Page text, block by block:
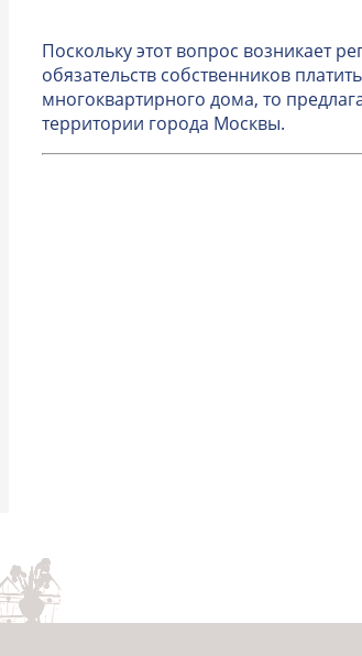
Поскольку этот вопрос возникает
обязательств собственников
многоквартирного дома, то
территории города Москвы.